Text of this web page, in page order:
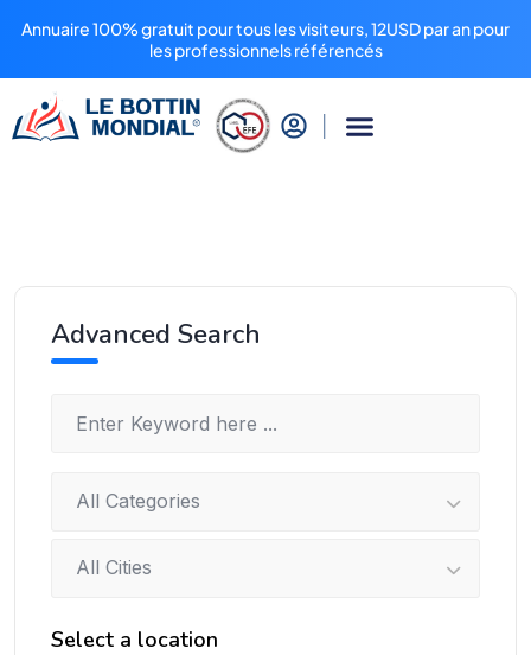
Annuaire 100% gratuit pour tous les visiteurs, 12USD par an pour
les professionnels référencés
Advanced Search
All Categories
All Cities
Select a location